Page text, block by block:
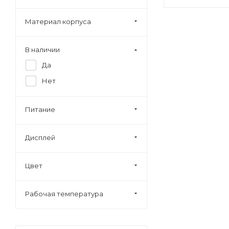
Материал корпуса
В наличии
Да
Нет
Питание
Дисплей
Цвет
Рабочая температура